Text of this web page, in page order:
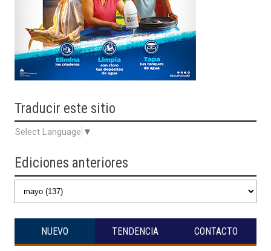
Traducir este sitio
Select Language ▼
Ediciones anteriores
NUEVO TENDENCIA CONTACTO